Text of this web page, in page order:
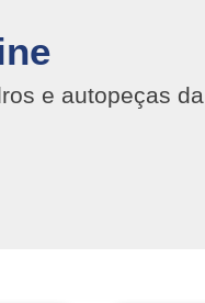
e autopeças da